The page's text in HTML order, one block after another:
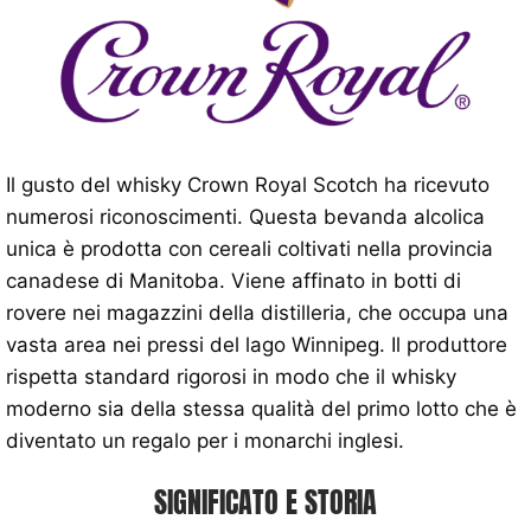
Il gusto del whisky Crown Royal Scotch ha ricevuto
numerosi riconoscimenti. Questa bevanda alcolica
unica è prodotta con cereali coltivati ​​nella provincia
canadese di Manitoba. Viene affinato in botti di
rovere nei magazzini della distilleria, che occupa una
vasta area nei pressi del lago Winnipeg. Il produttore
rispetta standard rigorosi in modo che il whisky
moderno sia della stessa qualità del primo lotto che è
diventato un regalo per i monarchi inglesi.
SIGNIFICATO E STORIA